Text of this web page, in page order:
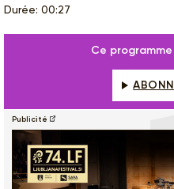
Durée: 00:27
Ce
Publicité